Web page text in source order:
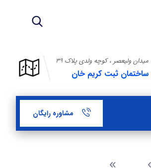
میدان ولیعصر ، کوچه ولدی پلاک ۳۹
ساختمان ثبت کریم خان
مشاوره رایگان